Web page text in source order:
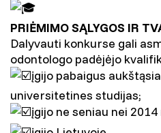
PRIĖMIMO SĄLYGOS IR
Dalyvauti konkurse gali
odontologo padėjėjo
įgijo pabaigus
universitetines studijas;
įgijo ne seniau nei 2014